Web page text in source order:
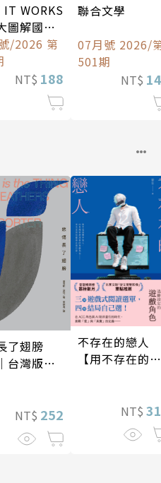
IT WORKS
圖解國際
/2026 第
NT$ 188
聯合文學
07月號 2026/
501期
NT$
了翅膀
台灣版獨
NT$ 252
不存在的戀人
【用不存在的
NT$